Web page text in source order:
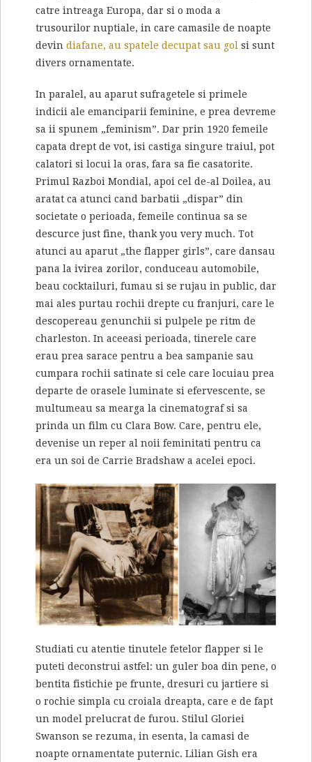
catre intreaga Europa, dar si o moda a
trusourilor nuptiale, in care camasile de noapte
devin diafane, au spatele decupat sau gol si sunt
divers ornamentate.
In paralel, au aparut sufragetele si primele
indicii ale emanciparii feminine, e prea devreme
sa ii spunem „feminism”. Dar prin 1920 femeile
capata drept de vot, isi castiga singure traiul, pot
calatori si locui la oras, fara sa fie casatorite.
Primul Razboi Mondial, apoi cel de-al Doilea, au
aratat ca atunci cand barbatii „dispar” din
societate o perioada, femeile continua sa se
descurce just fine, thank you very much. Tot
atunci au aparut „the flapper girls”, care dansau
pana la ivirea zorilor, conduceau automobile,
beau cocktailuri, fumau si se rujau in public, dar
mai ales purtau rochii drepte cu franjuri, care le
descopereau genunchii si pulpele pe ritm de
charleston. In aceeasi perioada, tinerele care
erau prea sarace pentru a bea sampanie sau
cumpara rochii satinate si cele care locuiau prea
departe de orasele luminate si efervescente, se
multumeau sa mearga la cinematograf si sa
prinda un film cu Clara Bow. Care, pentru ele,
devenise un reper al noii feminitati pentru ca
era un soi de Carrie Bradshaw a acelei epoci.
Studiati cu atentie tinutele fetelor flapper si le
puteti deconstrui astfel: un guler boa din pene, o
bentita fistichie pe frunte, dresuri cu jartiere si
o rochie simpla cu croiala dreapta, care e de fapt
un model prelucrat de furou. Stilul Gloriei
Swanson se rezuma, in esenta, la camasi de
noapte ornamentate puternic. Lilian Gish era